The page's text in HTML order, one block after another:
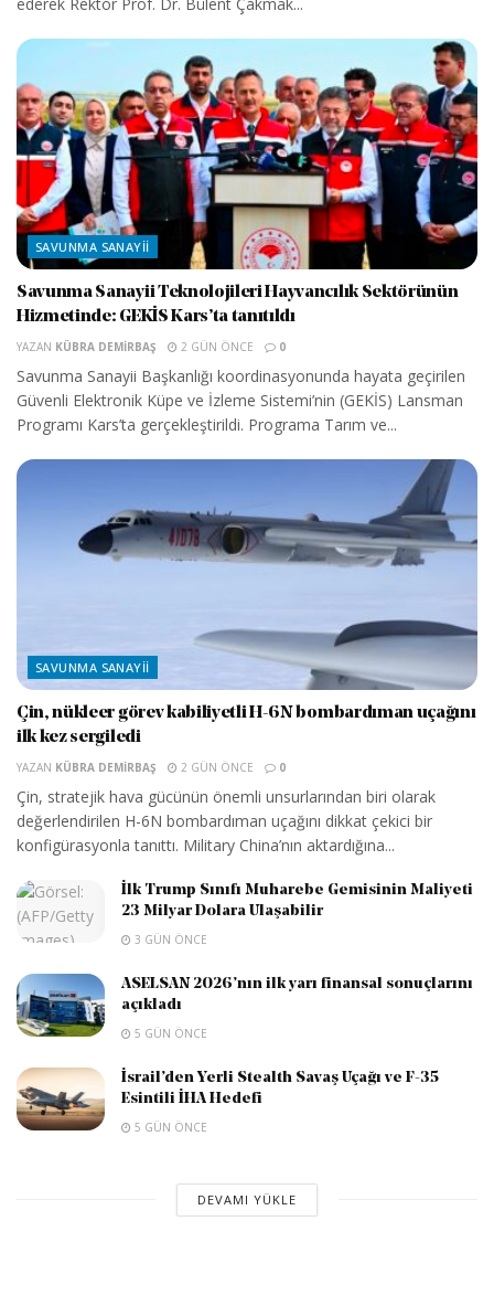
SAVUNMA SANAYII
Savunma Sanayii Teknolojileri Hayvancılık Sektörünün
Hizmetinde: GEKİS Kars’ta tanıtıldı
YAZAN KÜBRA DEMIRBAŞ 2 GÜN ÖNCE 0
Savunma Sanayii Başkanlığı koordinasyonunda hayata geçirilen
Güvenli Elektronik Küpe ve İzleme Sistemi’nin (GEKİS) Lansman
Programı Kars’ta gerçekleştirildi. Programa Tarım ve...
SAVUNMA SANAYII
Çin, nükleer görev kabiliyetli H-6N bombardıman uçağını
ilk kez sergiledi
YAZAN KÜBRA DEMIRBAŞ 2 GÜN ÖNCE 0
Çin, stratejik hava gücünün önemli unsurlarından biri olarak
değerlendirilen H-6N bombardıman uçağını dikkat çekici bir
konfigürasyonla tanıttı. Military China’nın aktardığına...
İlk Trump Sınıfı Muharebe Gemisinin Maliyeti
23 Milyar Dolara Ulaşabilir
3 GÜN ÖNCE
ASELSAN 2026’nın ilk yarı finansal sonuçlarını
açıkladı
5 GÜN ÖNCE
İsrail’den Yerli Stealth Savaş Uçağı ve F-35
Esintili İHA Hedefi
5 GÜN ÖNCE
DEVAMI YÜKLE